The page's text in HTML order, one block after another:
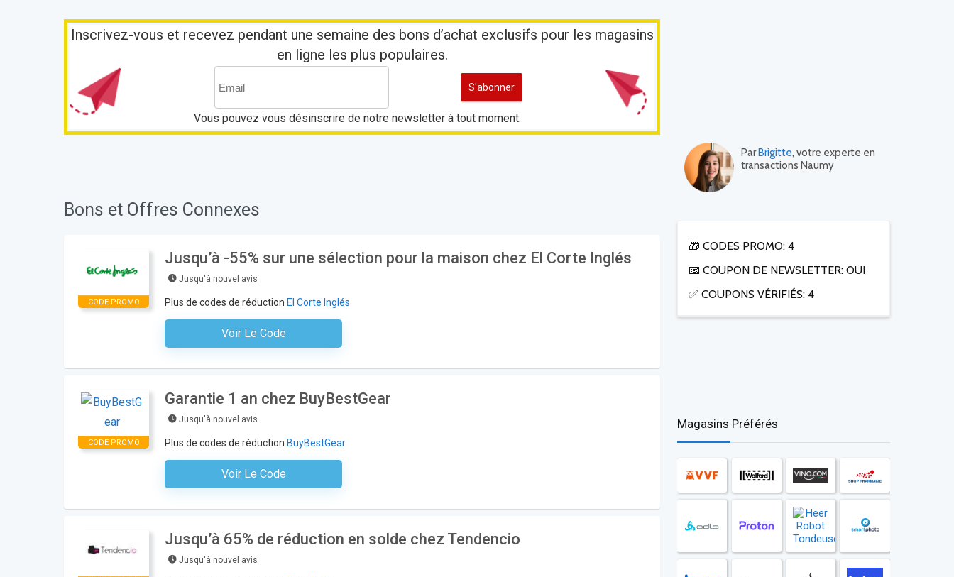
ParBrigitte, votre experte en
transactions Naumy
🎁 CODES PROMO: 4
📧 COUPON DE NEWSLETTER: OUI
✅ COUPONS VÉRIFIÉS: 4
Magasins Préférés
Inscrivez-vous et recevez pendant une semaine des bons d’achat exclusifs pour les magasins
en ligne les plus populaires.
Vous pouvez vous désinscrire de notre newsletter à tout moment.
Bons et Offres Connexes
CODE PROMO
Jusqu’à -55% sur une sélection pour la maison chez El Corte Inglés
Jusqu'à nouvel avis
Plus de codes de réduction El Corte Inglés
Voir Le Code
Aucun Code N'est Nécessaire
CODE PROMO
Garantie 1 an chez BuyBestGear
Jusqu'à nouvel avis
Plus de codes de réduction BuyBestGear
Voir Le Code
Aucun Code N'est Nécessaire
Jusqu’à 65% de réduction en solde chez Tendencio
Jusqu'à nouvel avis